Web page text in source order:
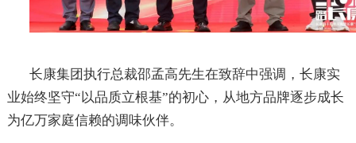
长康集团执行总裁邵孟高先生在致辞中强调，长康实
业始终坚守“以品质立根基”的初心，从地方品牌逐步成长
为亿万家庭信赖的调味伙伴。